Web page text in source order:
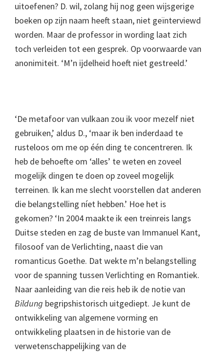
uitoefenen? D. wil, zolang hij nog geen wijsgerige
boeken op zijn naam heeft staan, niet geïnterviewd
worden. Maar de professor in wording laat zich
toch verleiden tot een gesprek. Op voorwaarde van
anonimiteit. ‘M’n ijdelheid hoeft niet gestreeld.’
‘De metafoor van vulkaan zou ik voor mezelf niet
gebruiken,’ aldus D., ‘maar ik ben inderdaad te
rusteloos om me op één ding te concentreren. Ik
heb de behoefte om ‘alles’ te weten en zoveel
mogelijk dingen te doen op zoveel mogelijk
terreinen. Ik kan me slecht voorstellen dat anderen
die belangstelling níet hebben.’ Hoe het is
gekomen? ‘In 2004 maakte ik een treinreis langs
Duitse steden en zag de buste van Immanuel Kant,
filosoof van de Verlichting, naast die van
romanticus Goethe. Dat wekte m’n belangstelling
voor de spanning tussen Verlichting en Romantiek.
Naar aanleiding van die reis heb ik de notie van
Bildung begripshistorisch uitgediept. Je kunt de
ontwikkeling van algemene vorming en
ontwikkeling plaatsen in de historie van de
verwetenschappelijking van de